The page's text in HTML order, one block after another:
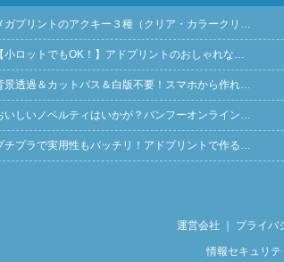
ガプリントのアクキー３種（クリア・カラークリ…
【小ロットでもOK！】アドプリントのおしゃれな…
景透過＆カットパス＆白版不要！スマホから作れ…
いしいノベルティはいかが？バンフーオンライン…
チプラで実用性もバッチリ！アドプリントで作る…
運営会社 ｜ プライバ
情報セキュリテ